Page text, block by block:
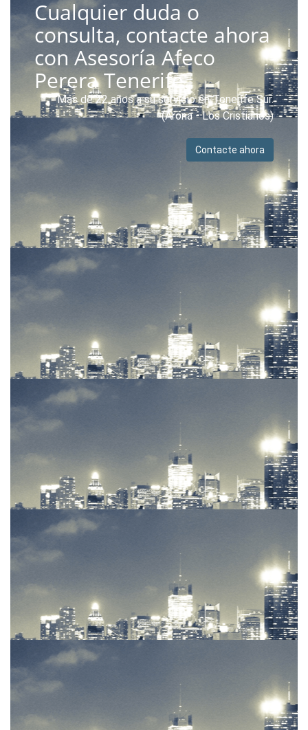
Cualquier duda o
consulta, contacte ahora
con Asesoría Afeco
Perera Tenerife.
Más de 22 años a su servicio en Tenerife Sur.
(Arona - Los Cristianos)
Contacte ahora